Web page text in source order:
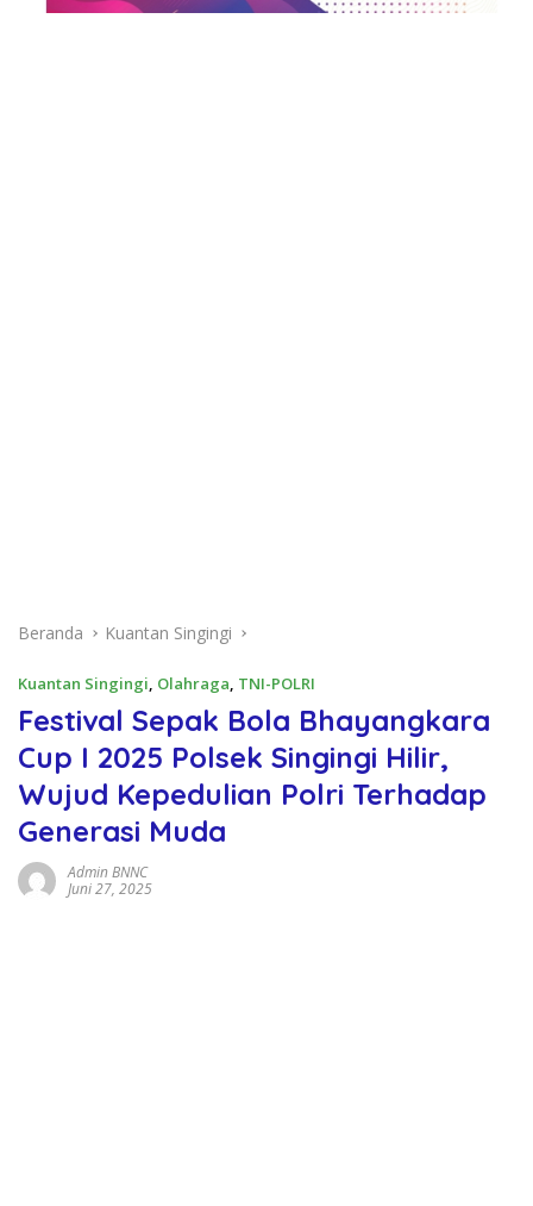
Beranda Kuantan Singingi
Kuantan Singingi, Olahraga, TNI-POLRI
Festival Sepak Bola Bhayangkara
Cup I 2025 Polsek Singingi Hilir,
Wujud Kepedulian Polri Terhadap
Generasi Muda
Admin BNNC
Juni 27, 2025